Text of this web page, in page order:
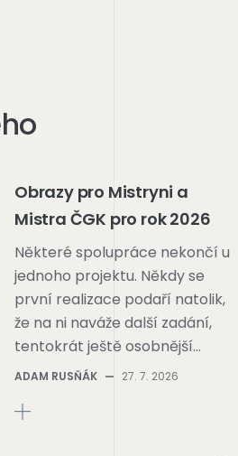
Obrazy pro Mistryni a
Mistra ČGK pro rok 2026
Některé spolupráce nekončí u
jednoho projektu. Někdy se
první realizace podaří natolik,
že na ni naváže další zadání,
tentokrát ještě osobnější…
ADAM RUSŇÁK — 27. 7. 2026